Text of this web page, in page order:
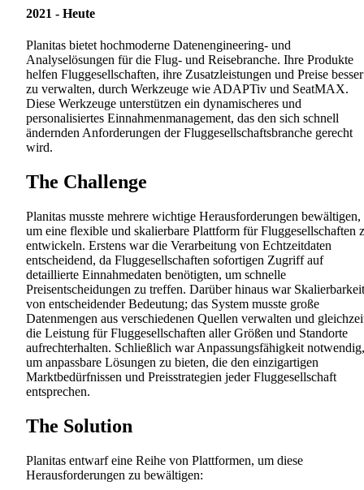
2021 - Heute
Planitas bietet hochmoderne Datenengineering- und
Analyselösungen für die Flug- und Reisebranche. Ihre Produkte
helfen Fluggesellschaften, ihre Zusatzleistungen und Preise besser
zu verwalten, durch Werkzeuge wie ADAPTiv und SeatMAX.
Diese Werkzeuge unterstützen ein dynamischeres und
personalisiertes Einnahmenmanagement, das den sich schnell
ändernden Anforderungen der Fluggesellschaftsbranche gerecht
wird.
The Challenge
Planitas musste mehrere wichtige Herausforderungen bewältigen,
um eine flexible und skalierbare Plattform für Fluggesellschaften
entwickeln. Erstens war die Verarbeitung von Echtzeitdaten
entscheidend, da Fluggesellschaften sofortigen Zugriff auf
detaillierte Einnahmedaten benötigten, um schnelle
Preisentscheidungen zu treffen. Darüber hinaus war Skalierbarkeit
von entscheidender Bedeutung; das System musste große
Datenmengen aus verschiedenen Quellen verwalten und
die Leistung für Fluggesellschaften aller Größen und Standorte
aufrechterhalten. Schließlich war Anpassungsfähigkeit notwendig,
um anpassbare Lösungen zu bieten, die den einzigartigen
Marktbedürfnissen und Preisstrategien jeder Fluggesellschaft
entsprechen.
The Solution
Planitas entwarf eine Reihe von Plattformen, um diese
Herausforderungen zu bewältigen: